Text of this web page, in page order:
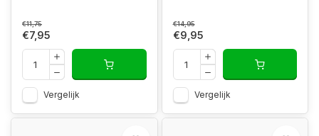
€11,75
€7,95
Vergelijk
€14,95
€9,95
Vergelijk